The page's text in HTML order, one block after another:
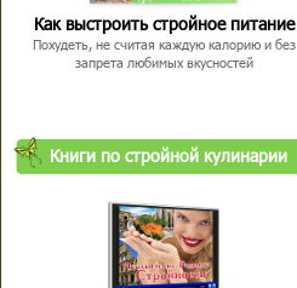
Как выстроить стройное питание
Похудеть, не считая каждую калорию и без
запрета любимых вкусностей
Книги по стройной кулинарии